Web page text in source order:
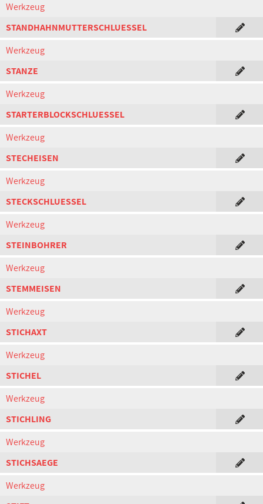
Werkzeug
STANDHAHNMUTTERSCHLUESSEL
Werkzeug
STANZE
Werkzeug
STARTERBLOCKSCHLUESSEL
Werkzeug
STECHEISEN
Werkzeug
STECKSCHLUESSEL
Werkzeug
STEINBOHRER
Werkzeug
STEMMEISEN
Werkzeug
STICHAXT
Werkzeug
STICHEL
Werkzeug
STICHLING
Werkzeug
STICHSAEGE
Werkzeug